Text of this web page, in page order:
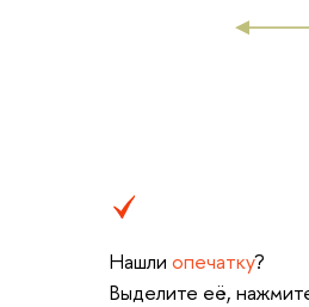
Нашли опечатку?
Выделите её,